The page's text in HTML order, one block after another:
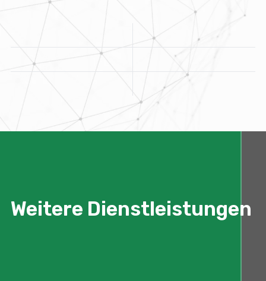
Weitere Dienstleistungen